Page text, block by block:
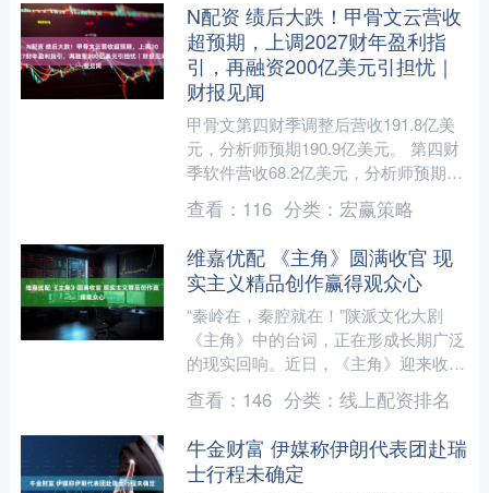
N配资 绩后大跌！甲骨文云营收
超预期，上调2027财年盈利指
引，再融资200亿美元引担忧｜
财报见闻
甲骨文第四财季调整后营收191.8亿美
元，分析师预期190.9亿美元。 第四财
季软件营收68.2亿美元，分析师预期
68.8亿美元；软件租赁营收18.8亿美
元，分....
查看： 116 分类： 宏赢策略
维嘉优配 《主角》圆满收官 现
实主义精品创作赢得观众心
“秦岭在，秦腔就在！”陕派文化大剧
《主角》中的台词，正在形成长期广泛
的现实回响。近日，《主角》迎来收
官，这场横跨数十年的秦腔人生、一曲
扎根黄土的时代长歌圆满落幕....
查看： 146 分类： 线上配资排名
牛金财富 伊媒称伊朗代表团赴瑞
士行程未确定